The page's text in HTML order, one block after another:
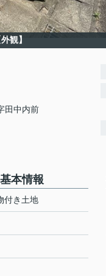
外観】
田中内前
本情報
付き土地